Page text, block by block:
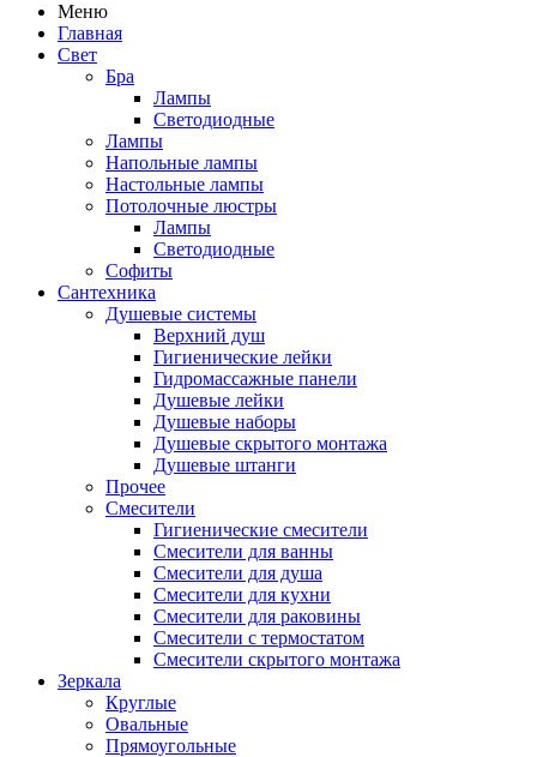
Меню
Главная
Свет
Бра
Лампы
Светодиодные
Лампы
Напольные лампы
Настольные лампы
Потолочные люстры
Лампы
Светодиодные
Софиты
Сантехника
Душевые системы
Верхний душ
Гигиенические лейки
Гидромассажные панели
Душевые лейки
Душевые наборы
Душевые скрытого монтажа
Душевые штанги
Прочее
Смесители
Гигиенические смесители
Смесители для ванны
Смесители для душа
Смесители для кухни
Смесители для раковины
Смесители с термостатом
Смесители скрытого монтажа
Зеркала
Круглые
Овальные
Прямоугольные